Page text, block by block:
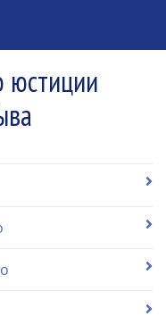
юстиции